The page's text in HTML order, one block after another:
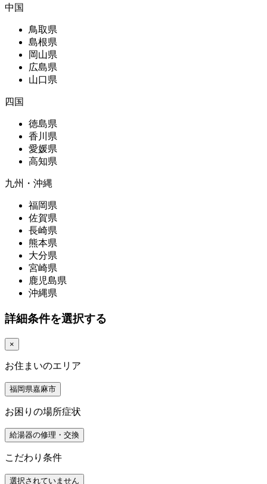
中国
鳥取県
島根県
岡山県
広島県
山口県
四国
徳島県
香川県
愛媛県
高知県
九州・沖縄
福岡県
佐賀県
長崎県
熊本県
大分県
宮崎県
鹿児島県
沖縄県
詳細条件を選択する
×
お住まいのエリア
福岡県嘉麻市
お困りの場所症状
給湯器の修理・交換
こだわり条件
選択されていません